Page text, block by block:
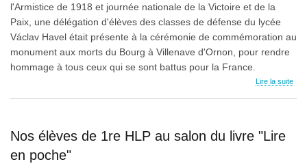
l'Armistice de 1918 et journée nationale de la Victoire et de la
Paix, une délégation d'élèves des classes de défense du lycée
Václav Havel était présente à la cérémonie de commémoration au
monument aux morts du Bourg à Villenave d'Ornon, pour rendre
hommage à tous ceux qui se sont battus pour la France.
Lire la suite
Nos élèves de 1re HLP au salon du livre "Lire
en poche"